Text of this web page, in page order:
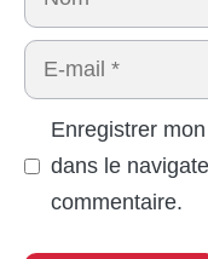
E-
mail
Enregistrer
dans le
commentaire.